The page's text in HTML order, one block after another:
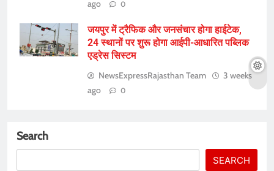
ago 0
जयपुर में ट्रैफिक और जनसंचार होगा हाईटेक,
24 स्थानों पर शुरू होगा आईपी-आधारित पब्लिक
एड्रेस सिस्टम
NewsExpressRajasthan Team
3 weeks
ago
0
Search
SEARCH